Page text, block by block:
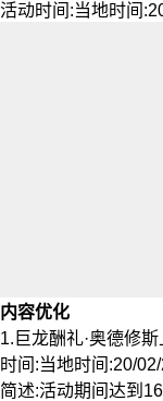
活动时间:当地时间
内容优化
1.巨龙酬礼·奥德修斯
时间:当地时间:20/
简述:活动期间达到